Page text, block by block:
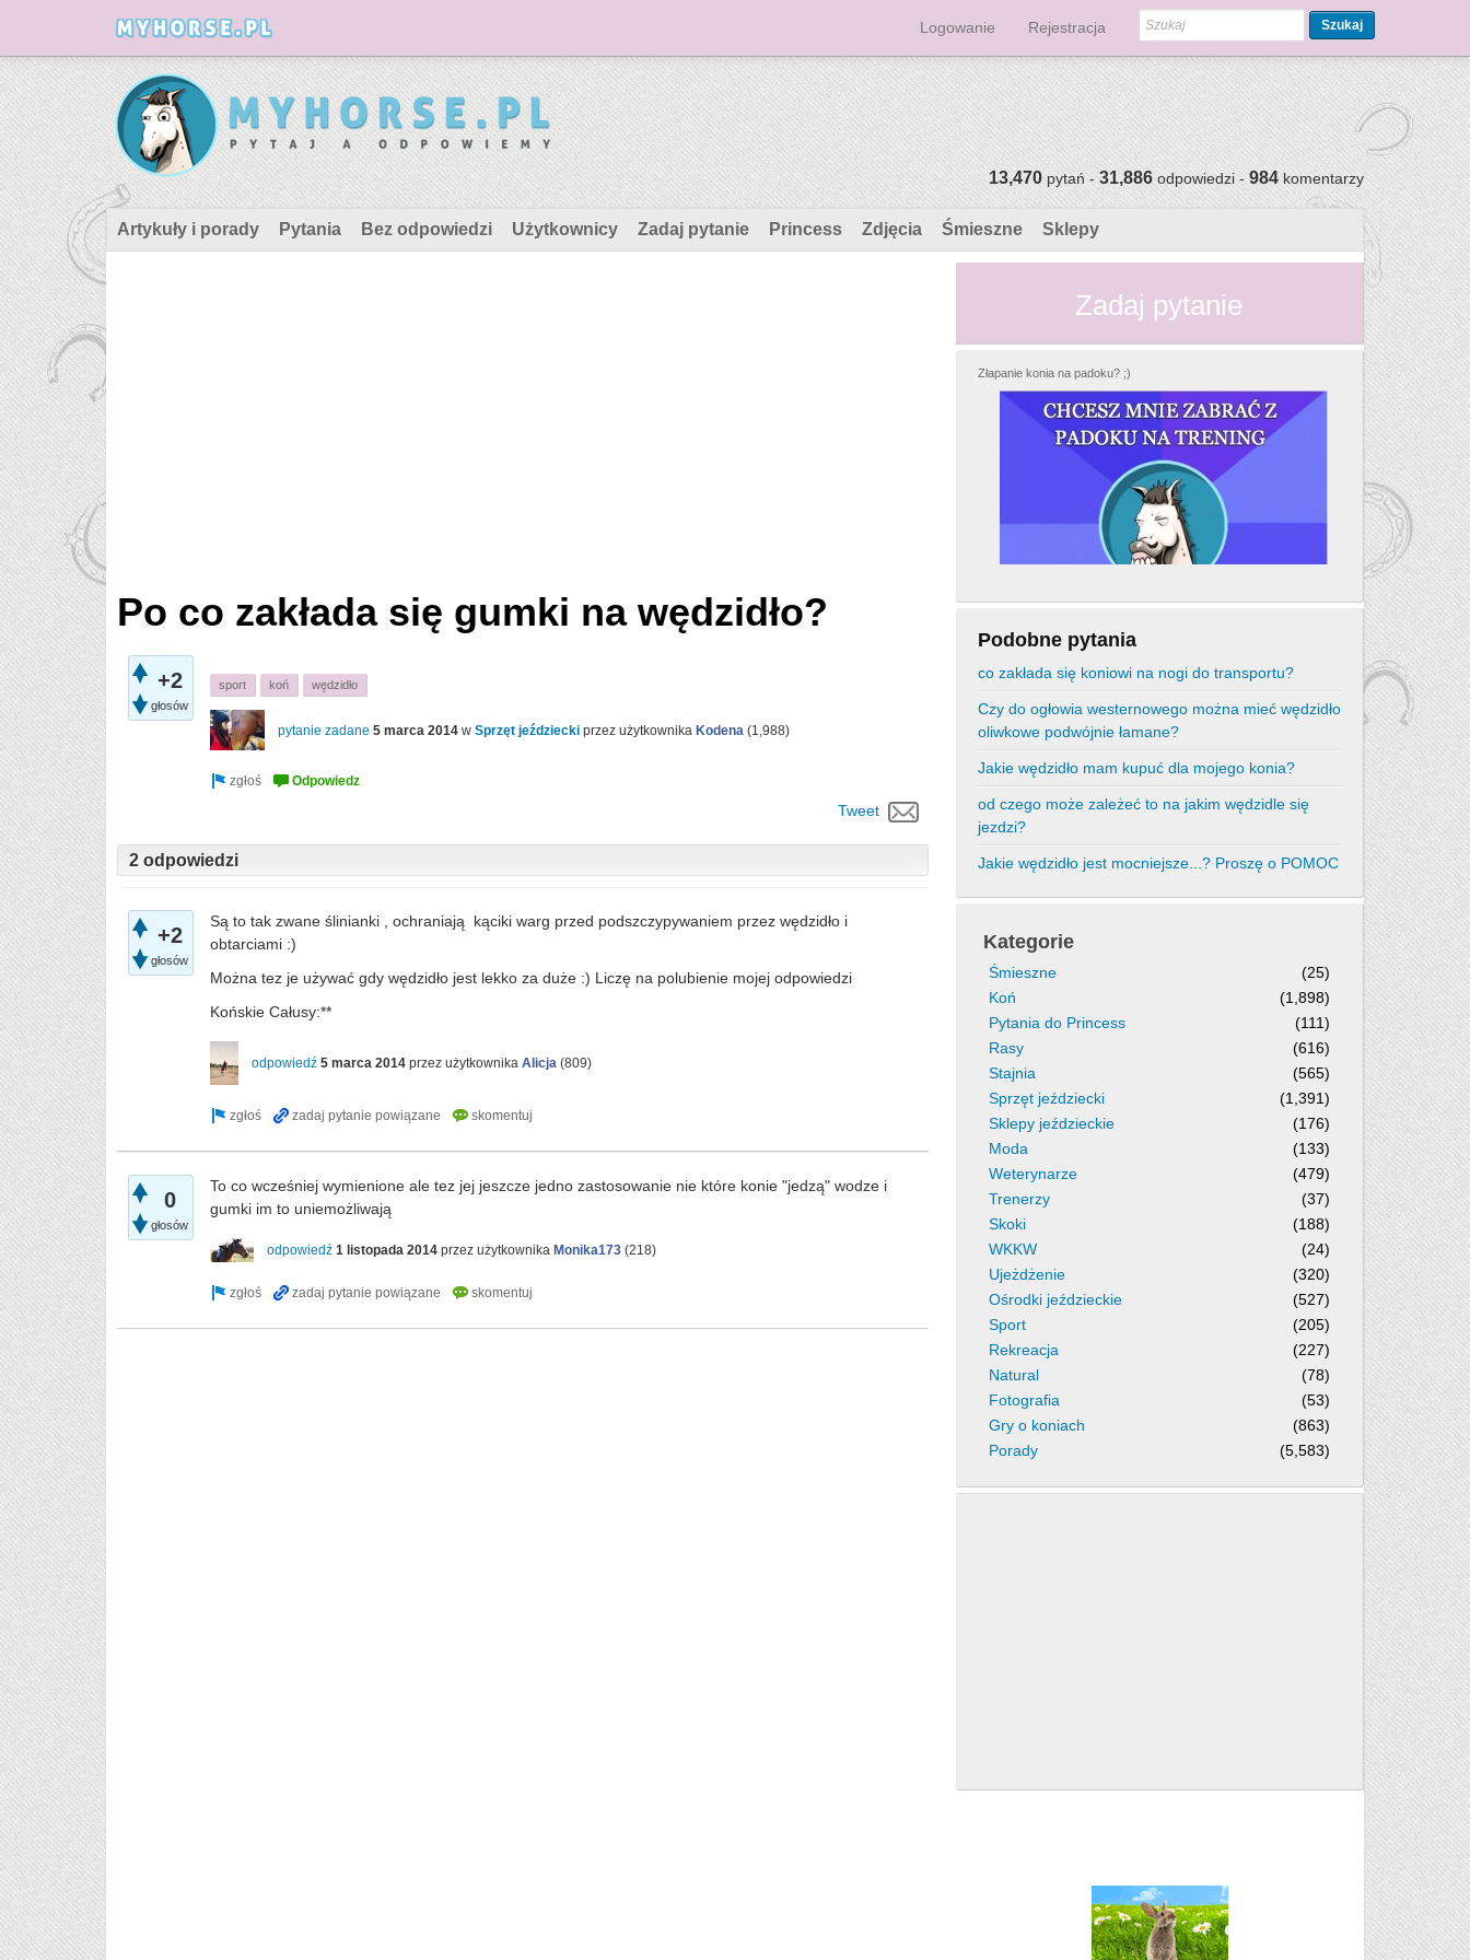
Logowanie Rejestracja Szukaj
13,470pytań -31,886odpowiedzi -984komentarzy
Artykuły i porady Pytania Bez odpowiedzi Użytkownicy Zadaj pytanie Princess Zdjęcia Śmieszne Sklepy
Po co zakłada się gumki na wędzidło?
+2
głosów
sport koń wędzidło
pytanie zadane 5 marca 2014 w Sprzęt jeździecki przez użytkownika Kodena (1,988)
Tweet
2 odpowiedzi
+2
głosów
Są to tak zwane ślinianki , ochraniają kąciki warg przed podszczypywaniem przez wędzidło i
obtarciami :)
Można tez je używać gdy wędzidło jest lekko za duże :) Liczę na polubienie mojej odpowiedzi
Końskie Całusy:**
odpowiedź 5 marca 2014 przez użytkownika Alicja (809)
0
głosów
To co wcześniej wymienione ale tez jej jeszcze jedno zastosowanie nie które konie "jedzą" wodze i
gumki im to uniemożliwają
odpowiedź 1 listopada 2014 przez użytkownika Monika173 (218)
Zadaj pytanie
Złapanie konia na padoku? ;)
Podobne pytania
co zakłada się koniowi na nogi do transportu?
Czy do ogłowia westernowego można mieć wędzidło
oliwkowe podwójnie łamane?
Jakie wędzidło mam kupuć dla mojego konia?
od czego może zależeć to na jakim wędzidle się
jezdzi?
Jakie wędzidło jest mocniejsze...? Proszę o POMOC
Kategorie
Śmieszne
(25)
Koń
(1,898)
Pytania do Princess
(111)
Rasy
(616)
Stajnia
(565)
Sprzęt jeździecki
(1,391)
Sklepy jeździeckie
(176)
Moda
(133)
Weterynarze
(479)
Trenerzy
(37)
Skoki
(188)
WKKW
(24)
Ujeżdżenie
(320)
Ośrodki jeździeckie
(527)
Sport
(205)
Rekreacja
(227)
Natural
(78)
Fotografia
(53)
Gry o koniach
(863)
Porady
(5,583)